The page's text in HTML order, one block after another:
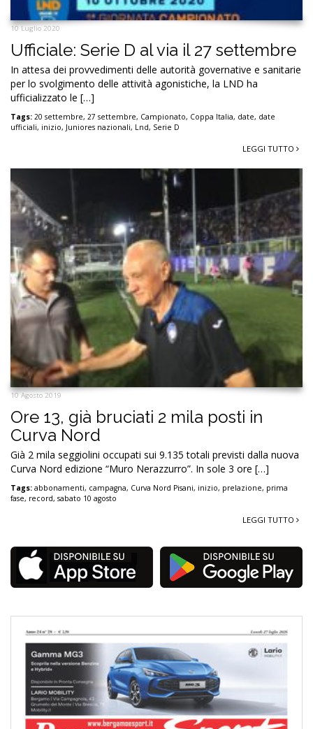
10 Luglio 2020
Ufficiale: Serie D al via il 27 settembre
In attesa dei provvedimenti delle autorità governative e sanitarie
per lo svolgimento delle attività agonistiche, la LND ha
ufficializzato le […]
Tags: 20 settembre, 27 settembre, Campionato, Coppa Italia, date, date
ufficiali, inizio, Juniores nazionali, Lnd, Serie D
LEGGI TUTTO
10 Agosto 2019
Ore 13, già bruciati 2 mila posti in
Curva Nord
Già 2 mila seggiolini occupati sui 9.135 totali previsti dalla nuova
Curva Nord edizione “Muro Nerazzurro”. In sole 3 ore […]
Tags: abbonamenti, campagna, Curva Nord Pisani, inizio, prelazione, prima
fase, record, sabato 10 agosto
LEGGI TUTTO